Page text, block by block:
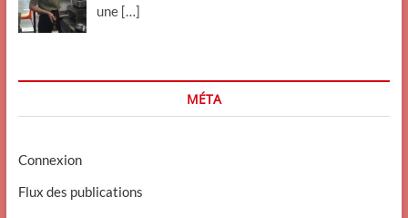
une […]
MÉTA
Connexion
Flux des publications